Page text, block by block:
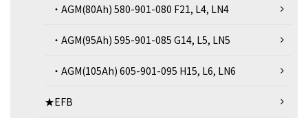
・AGM(80Ah) 580-901-080 F21, L4, LN4
・AGM(95Ah) 595-901-085 G14, L5, LN5
・AGM(105Ah) 605-901-095 H15, L6, LN6
★EFB